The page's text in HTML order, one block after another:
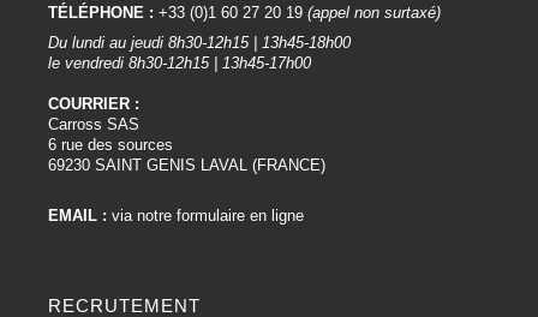
TÉLÉPHONE : +33 (0)1 60 27 20 19 (appel non surtaxé)
Du lundi au jeudi 8h30-12h15 | 13h45-18h00
le vendredi 8h30-12h15 | 13h45-17h00
COURRIER :
Carross SAS
6 rue des sources
69230 SAINT GENIS LAVAL (FRANCE)
EMAIL : via notre formulaire en ligne
RECRUTEMENT